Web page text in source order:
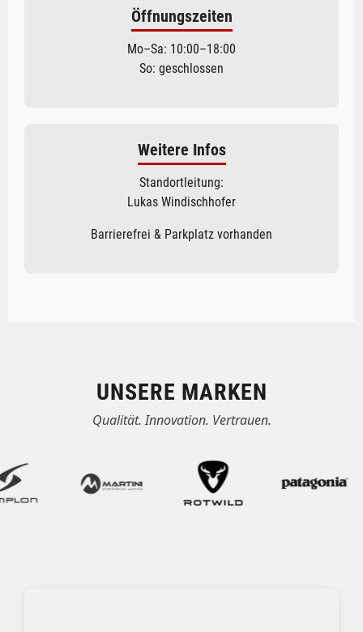
Öffnungszeiten
Mo–Sa: 10:00–18:00
So: geschlossen
Weitere Infos
Standortleitung:
Lukas Windischhofer
Barrierefrei & Parkplatz vorhanden
UNSERE MARKEN
Qualität. Innovation. Vertrauen.